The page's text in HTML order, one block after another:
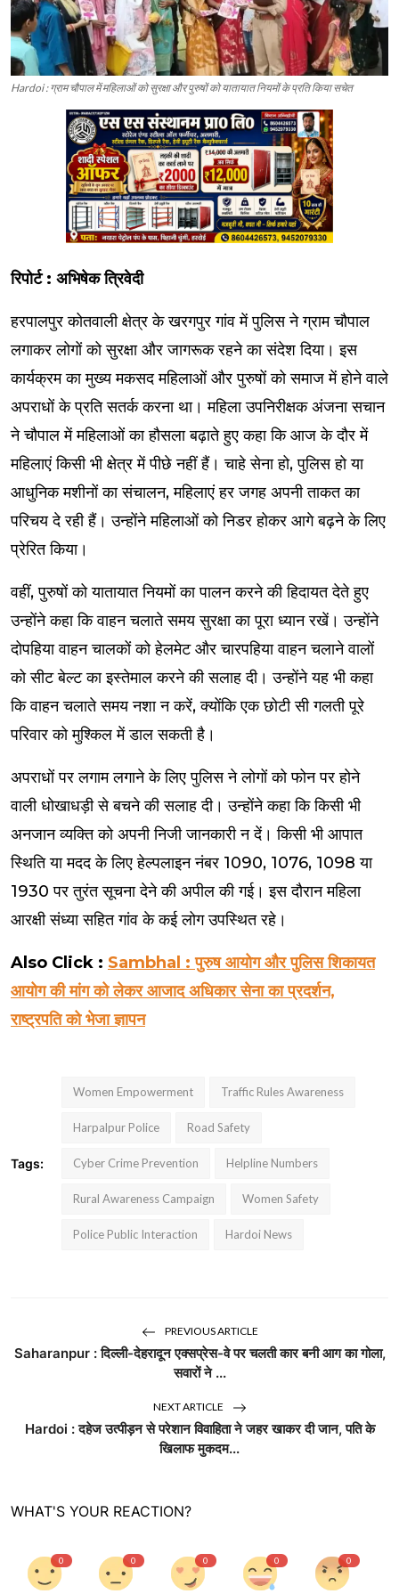
Hardoi : ग्राम चौपाल में महिलाओं को सुरक्षा और पुरुषों को यातायात नियमों के प्रति किया सचेत
रिपोर्ट : अभिषेक त्रिवेदी
हरपालपुर कोतवाली क्षेत्र के खरगपुर गांव में पुलिस ने ग्राम चौपाल
लगाकर लोगों को सुरक्षा और जागरूक रहने का संदेश दिया। इस
कार्यक्रम का मुख्य मकसद महिलाओं और पुरुषों को समाज में होने वाले
अपराधों के प्रति सतर्क करना था। महिला उपनिरीक्षक अंजना सचान
ने चौपाल में महिलाओं का हौसला बढ़ाते हुए कहा कि आज के दौर में
महिलाएं किसी भी क्षेत्र में पीछे नहीं हैं। चाहे सेना हो, पुलिस हो या
आधुनिक मशीनों का संचालन, महिलाएं हर जगह अपनी ताकत का
परिचय दे रही हैं। उन्होंने महिलाओं को निडर होकर आगे बढ़ने के लिए
प्रेरित किया।
वहीं, पुरुषों को यातायात नियमों का पालन करने की हिदायत देते हुए
उन्होंने कहा कि वाहन चलाते समय सुरक्षा का पूरा ध्यान रखें। उन्होंने
दोपहिया वाहन चालकों को हेलमेट और चारपहिया वाहन चलाने वालों
को सीट बेल्ट का इस्तेमाल करने की सलाह दी। उन्होंने यह भी कहा
कि वाहन चलाते समय नशा न करें, क्योंकि एक छोटी सी गलती पूरे
परिवार को मुश्किल में डाल सकती है।
अपराधों पर लगाम लगाने के लिए पुलिस ने लोगों को फोन पर होने
वाली धोखाधड़ी से बचने की सलाह दी। उन्होंने कहा कि किसी भी
अनजान व्यक्ति को अपनी निजी जानकारी न दें। किसी भी आपात
स्थिति या मदद के लिए हेल्पलाइन नंबर 1090, 1076, 1098 या
1930 पर तुरंत सूचना देने की अपील की गई। इस दौरान महिला
आरक्षी संध्या सहित गांव के कई लोग उपस्थित रहे।
Also Click : Sambhal : पुरुष आयोग और पुलिस शिकायत
आयोग की मांग को लेकर आजाद अधिकार सेना का प्रदर्शन,
राष्ट्रपति को भेजा ज्ञापन
Tags:
Women Empowerment Traffic Rules Awareness
Harpalpur Police Road Safety
Cyber Crime Prevention Helpline Numbers
Rural Awareness Campaign Women Safety
Police Public Interaction Hardoi News
PREVIOUS ARTICLE
Saharanpur : दिल्ली-देहरादून एक्सप्रेस-वे पर चलती कार बनी आग का गोला,
सवारों ने ...
NEXT ARTICLE
Hardoi : दहेज उत्पीड़न से परेशान विवाहिता ने जहर खाकर दी जान, पति के
खिलाफ मुकदम...
WHAT'S YOUR REACTION?
0 0 0 0 0